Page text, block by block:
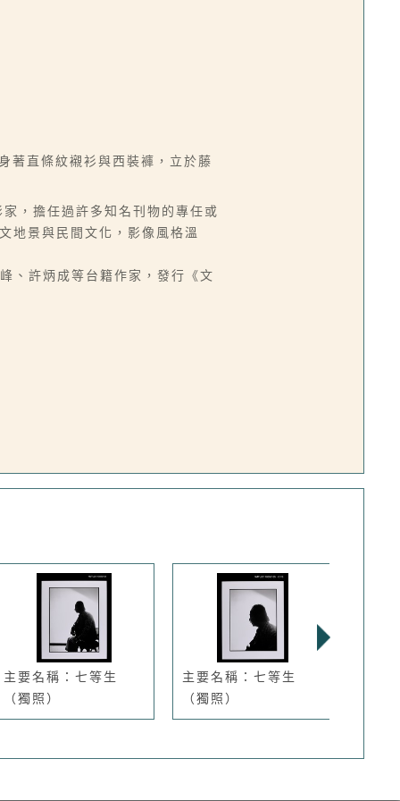
著直條紋襯衫與西裝褲，立於藤
，擔任過許多知名刊物的專任或
地景與民間文化，影像風格溫
、許炳成等台籍作家，發行《文
主要名稱：七等生
（獨照）
主要名稱：七等生
（獨照）